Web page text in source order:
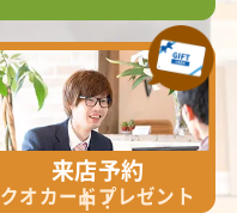
来店予約
クオカードプレゼント
中！